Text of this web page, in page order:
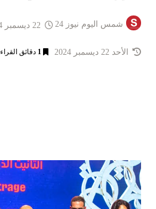
شمس اليوم نيوز 24
الأحد 22 ديسمبر 2024 1 دقائق